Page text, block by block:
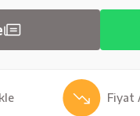
Fiyat